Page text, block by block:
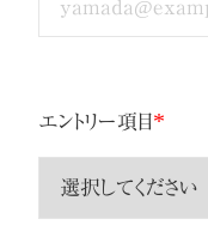
エントリー項目*